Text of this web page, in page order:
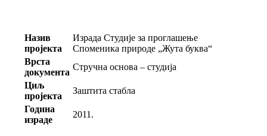
Назив
пројекта
Израда Студије за проглашење
Споменика природе „Жута буква“
Врста
документа
Стручна основа – студија
Циљ
пројекта
Заштита стабла
Година
израде
2011.